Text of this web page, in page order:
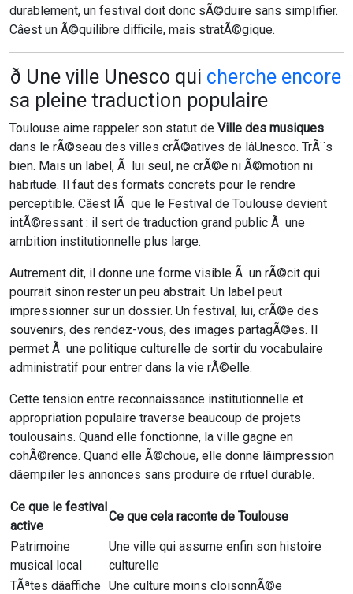
durablement, un festival doit donc sÃ©duire sans simplifier.
Câest un Ã©quilibre difficile, mais stratÃ©gique.
ð Une ville Unesco qui cherche encore
sa pleine traduction populaire
Toulouse aime rappeler son statut de Ville des musiques
dans le rÃ©seau des villes crÃ©atives de lâUnesco. TrÃ¨s
bien. Mais un label, Ã lui seul, ne crÃ©e ni Ã©motion ni
habitude. Il faut des formats concrets pour le rendre
perceptible. Câest lÃ que le Festival de Toulouse devient
intÃ©ressant : il sert de traduction grand public Ã une
ambition institutionnelle plus large.
Autrement dit, il donne une forme visible Ã un rÃ©cit qui
pourrait sinon rester un peu abstrait. Un label peut
impressionner sur un dossier. Un festival, lui, crÃ©e des
souvenirs, des rendez-vous, des images partagÃ©es. Il
permet Ã une politique culturelle de sortir du vocabulaire
administratif pour entrer dans la vie rÃ©elle.
Cette tension entre reconnaissance institutionnelle et
appropriation populaire traverse beaucoup de projets
toulousains. Quand elle fonctionne, la ville gagne en
cohÃ©rence. Quand elle Ã©choue, elle donne lâimpression
dâempiler les annonces sans produire de rituel durable.
Ce que le festival
active
Ce que cela raconte de Toulouse
Patrimoine
musical local
Une ville qui assume enfin son histoire
culturelle
TÃªtes dâaffiche Une culture moins cloisonnÃ©e